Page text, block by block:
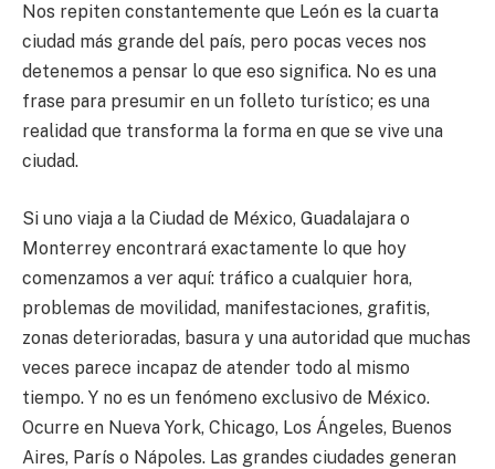
Nos repiten constantemente que León es la cuarta
ciudad más grande del país, pero pocas veces nos
detenemos a pensar lo que eso significa. No es una
frase para presumir en un folleto turístico; es una
realidad que transforma la forma en que se vive una
ciudad.
Si uno viaja a la Ciudad de México, Guadalajara o
Monterrey encontrará exactamente lo que hoy
comenzamos a ver aquí: tráfico a cualquier hora,
problemas de movilidad, manifestaciones, grafitis,
zonas deterioradas, basura y una autoridad que muchas
veces parece incapaz de atender todo al mismo
tiempo. Y no es un fenómeno exclusivo de México.
Ocurre en Nueva York, Chicago, Los Ángeles, Buenos
Aires, París o Nápoles. Las grandes ciudades generan